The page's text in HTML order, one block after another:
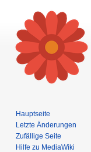
Hauptseite
Letzte Änderungen
Zufällige Seite
Hilfe zu MediaWiki